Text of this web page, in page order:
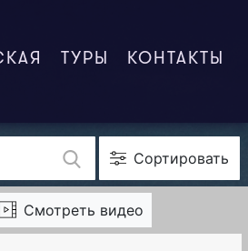
ТУРЫ КОНТАКТЫ
Сортировать
Смотреть видео